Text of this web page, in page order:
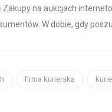
Zakupy na aukcjach
W dobie, gdy
firma kurierska